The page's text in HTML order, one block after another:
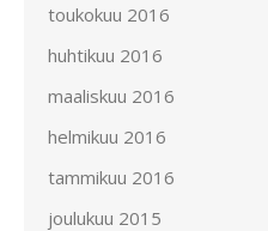
toukokuu 2016
huhtikuu 2016
maaliskuu 2016
helmikuu 2016
tammikuu 2016
joulukuu 2015